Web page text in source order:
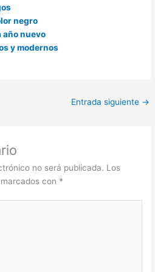
negro
año nuevo
y modernos
Entrada siguiente →
no será publicada. Los
con *